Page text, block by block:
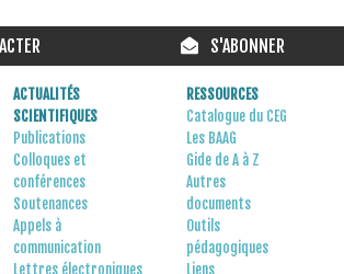
S'ABONNER
ACTUALITÉS
SCIENTIFIQUES
Publications
Colloques et
conférences
Soutenances
Appels à
communication
Lettres électroniques
RESSOURCES
Catalogue du CEG
Les BAAG
Gide de A à Z
Autres
documents
Outils
pédagogiques
Liens